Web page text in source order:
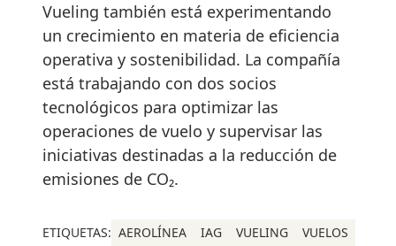
Vueling también está experimentando
un crecimiento en materia de eficiencia
operativa y sostenibilidad. La compañía
está trabajando con dos socios
tecnológicos para optimizar las
operaciones de vuelo y supervisar las
iniciativas destinadas a la reducción de
emisiones de CO₂.
ETIQUETAS: AEROLÍNEA IAG VUELING VUELOS